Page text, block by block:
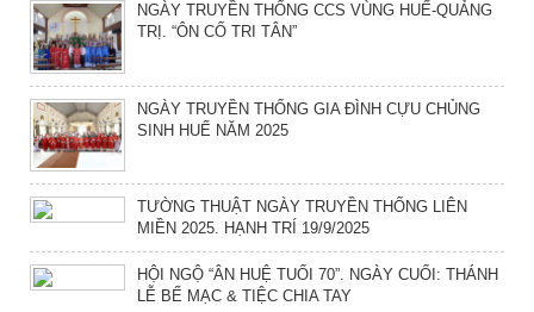
NGÀY TRUYỀN THỐNG CCS VÙNG HUẾ-QUẢNG
TRỊ. “ÔN CỐ TRI TÂN”
NGÀY TRUYỀN THỐNG GIA ĐÌNH CỰU CHỦNG
SINH HUẾ NĂM 2025
TƯỜNG THUẬT NGÀY TRUYỀN THỐNG LIÊN
MIỀN 2025. HẠNH TRÍ 19/9/2025
HỘI NGỘ “ÂN HUỆ TUỔI 70”. NGÀY CUỐI: THÁNH
LỄ BẾ MẠC & TIỆC CHIA TAY